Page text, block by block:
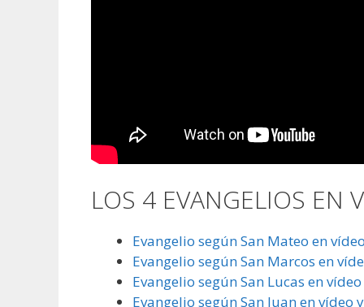
LOS 4 EVANGELIOS
Evangelio según San Mateo en
Evangelio según San Marcos en
Evangelio según San Lucas en
Evangelio según San Juan en vídeo